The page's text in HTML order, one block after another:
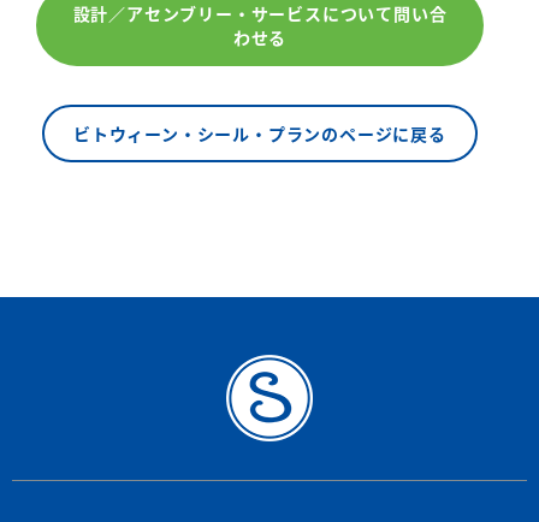
設計／アセンブリー・サービスについて問い合
わせる
ビトウィーン・シール・プランのページに戻る